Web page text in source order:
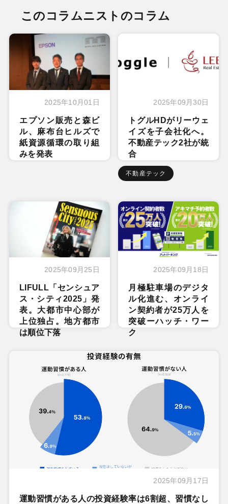
このコラムニストのコラム
2025年10月01日
エプソン販売と森ビ
ル、麻布台ヒルズで
紙資源循環の取り組
みを発表
2025年09月30日
トグルHDがリーウェ
イズを子会社化へ。
不動産テック2社が統
合
不動産テック
2025年09月25日
LIFULL「センシュア
ス・シティ2025」発
表。大都市中心部が
上位独占。地方都市
は順位下落
2025年09月18日
月極駐車場のデジタ
ル化進む、オンライ
ン契約者が25万人を
突破ーハッチ・ワー
ク
2025年09月17日
運動習慣がある人の投資経験率は6割超、習慣なし